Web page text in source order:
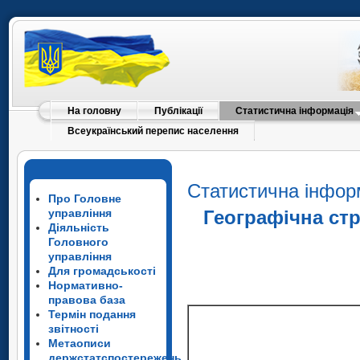
На головну Публікації
Статистична інформація
Всеукраїнський перепис населення
Про Головне
управління
Діяльність
Головного
управління
Для громадськості
Нормативно-
правова база
Термін подання
звітності
Метаописи
Статистична
Географічна